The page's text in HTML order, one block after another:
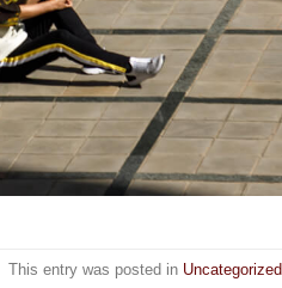
This entry was posted in Uncategorized